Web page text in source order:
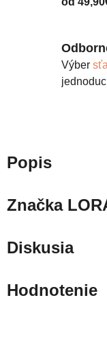
Výber
Popis
Značka
Diskusia
Hodnotenie